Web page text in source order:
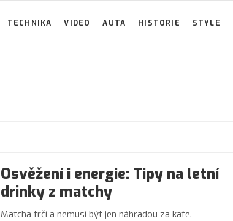
TECHNIKA VIDEO AUTA HISTORIE STYLE
Osvěžení i energie: Tipy na letní
drinky z matchy
Matcha frčí a nemusí být jen náhradou za kafe.